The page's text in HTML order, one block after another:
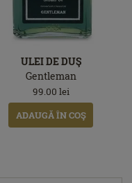
ULEI DE DUŞ
Gentleman
99.00 lei
ADAUGĂ ÎN COŞ